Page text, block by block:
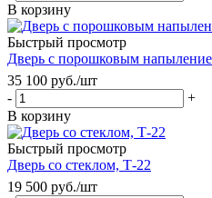
В корзину
Быстрый просмотр
Дверь с порошковым
35 100 руб./шт
-
+
В корзину
Быстрый просмотр
Дверь со стеклом, Т-22
19 500 руб./шт